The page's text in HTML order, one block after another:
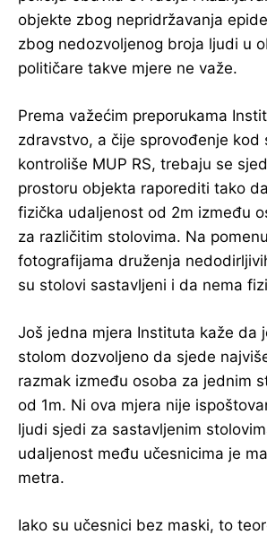
objekte zbog nepridržavanja
zbog nedozvoljenog broja ljudi u
političare takve mjere ne važe.
Prema važećim preporukama
zdravstvo, a čije sprovođenje kod
kontroliše MUP RS, trebaju se
prostoru objekta raporediti tako
fizička udaljenost od 2m između
za različitim stolovima. Na
fotografijama druženja
su stolovi sastavljeni i da nema
Još jedna mjera Instituta kaže da
stolom dozvoljeno da sjede
razmak između osoba za jednim
od 1m. Ni ova mjera nije
ljudi sjedi za sastavljenim
udaljenost među učesnicima je
metra.
Iako su učesnici bez maski, to